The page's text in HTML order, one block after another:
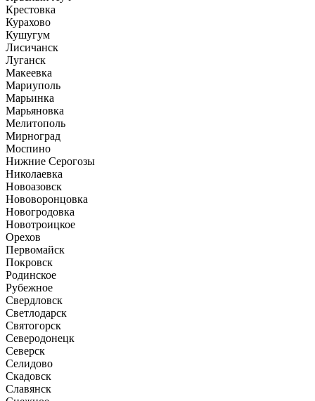
Крестовка
Курахово
Кушугум
Лисичанск
Луганск
Макеевка
Мариуполь
Марьинка
Марьяновка
Мелитополь
Мирноград
Моспино
Нижние Серогозы
Николаевка
Новоазовск
Нововоронцовка
Новогродовка
Новотроицкое
Орехов
Первомайск
Покровск
Родинское
Рубежное
Свердловск
Светлодарск
Святогорск
Северодонецк
Северск
Селидово
Скадовск
Славянск